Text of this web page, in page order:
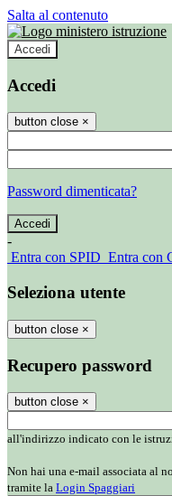
Salta al contenuto
Accedi
Accedi
button close ×
Password dimenticata?
-
Entra con SPID Entra con
Seleziona utente
button close ×
Recupero password
button close ×
all'indirizzo indicato con le
Non hai una e-mail associata al
tramite la Login Spaggiari